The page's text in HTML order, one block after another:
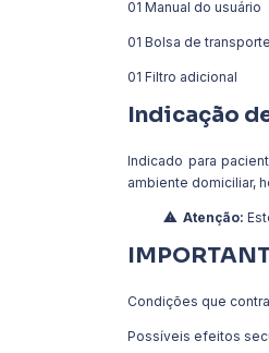
01 Manual do usuário
01 Bolsa de transporte
01 Filtro adicional
Indicação
Indicado para
ambiente domiciliar,
⚠ ️ Atenção:
Condições que
Possíveis efeitos